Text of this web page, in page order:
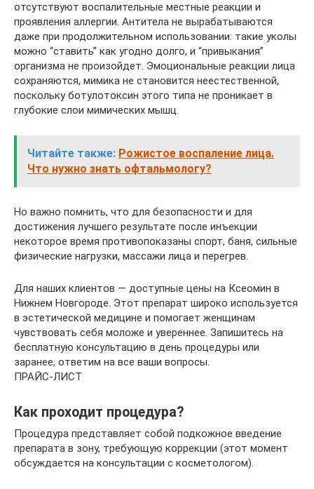
отсутствуют воспалительные местные реакции и
проявления аллергии. Антитела не вырабатываются
даже при продолжительном использовании: такие уколы
можно “ставить” как угодно долго, и “привыкания”
организма не произойдет. Эмоциональные реакции лица
сохраняются, мимика не становится неестественной,
поскольку ботулотоксин этого типа не проникает в
глубокие слои мимических мышц.
Читайте также: Рожистое воспаление лица.
Что нужно знать офтальмологу?
Но важно помнить, что для безопасности и для
достижения лучшего результате после инъекции
некоторое время противопоказаны спорт, баня, сильные
физические нагрузки, массажи лица и перегрев.
Для наших клиентов — доступные цены на Ксеомин в
Нижнем Новгороде. Этот препарат широко используется
в эстетической медицине и помогает женщинам
чувствовать себя моложе и увереннее. Запишитесь на
бесплатную консультацию в день процедуры или
заранее, ответим на все ваши вопросы.
ПРАЙС-ЛИСТ
Как проходит процедура?
Процедура представляет собой подкожное введение
препарата в зону, требующую коррекции (этот момент
обсуждается на консультации с косметологом).